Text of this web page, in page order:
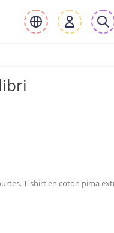
T-shirt en coton pima